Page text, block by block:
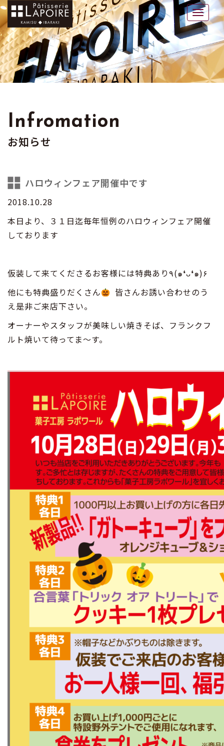
Toggle
ラポワール
Infromation
お知らせ
ハロウィンフェア開催中です
2018.10.28
本日より、３１日迄毎年恒例のハロウィンフェア開催
しております
仮装して来てくださるお客様には特典あり٩(๑❛ᴗ❛๑)۶
他にも特典盛りだくさん
皆さんお誘い合わせのう
え是非ご来店下さい。
オーナーやスタッフが美味しい焼きそば、フランクフ
ルト焼いて待ってま〜す。